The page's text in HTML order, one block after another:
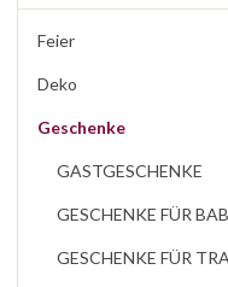
Feier
Deko
Geschenke
GASTGESCHENKE
GESCHENKE FÜR
GESCHENKE FÜR